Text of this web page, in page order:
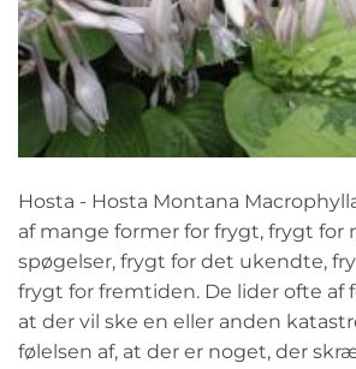
Hosta - Hosta Montana
af mange former for frygt, frygt for
spøgelser, frygt for det ukendte,
frygt for fremtiden. De lider ofte af
at der vil ske en eller anden
følelsen af, at der er noget, der